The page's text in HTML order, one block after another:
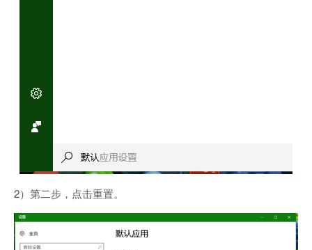
2）第二步，点击重置。